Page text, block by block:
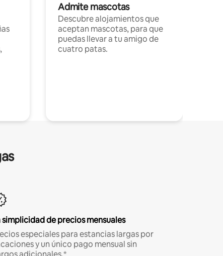
Admite mascotas
Descubre alojamientos que
aceptan mascotas, para que
puedas llevar a tu amigo de
cuatro patas.
simplicidad de precios mensuales
especiales para estancias largas por
y un único pago mensual sin